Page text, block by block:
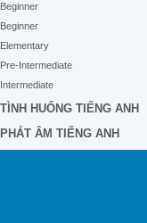
Beginner
Beginner
Elementary
Pre-Intermediate
Intermediate
TÌNH HUỐNG TIẾNG ANH
PHÁT ÂM TIẾNG ANH